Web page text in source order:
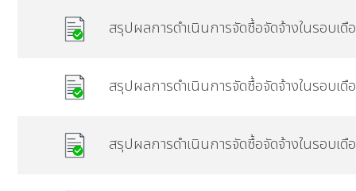
สรุปผลการดำเนินการจัดซื้อจัดจ้างในรอบเ
สรุปผลการดำเนินการจัดซื้อจัดจ้างในรอบเ
สรุปผลการดำเนินการจัดซื้อจัดจ้างในรอบ